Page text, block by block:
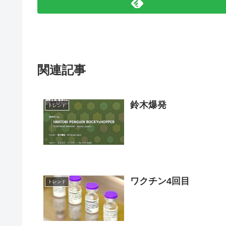
関連記事
トレンド 鈴木爆発
トレンド ワクチン4回目